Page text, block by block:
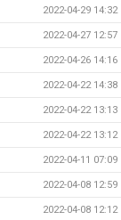
2022-04-29 14:32
2022-04-27 12:57
2022-04-26 14:16
2022-04-22 14:38
2022-04-22 13:13
2022-04-22 13:12
2022-04-11 07:09
2022-04-08 12:59
2022-04-08 12:12